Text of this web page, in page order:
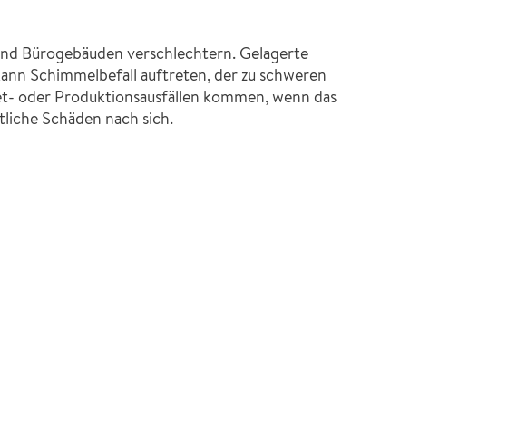
Bürogebäuden verschlechtern. Gelagerte
Schimmelbefall auftreten, der zu schweren
oder Produktionsausfällen kommen, wenn das
Schäden nach sich.